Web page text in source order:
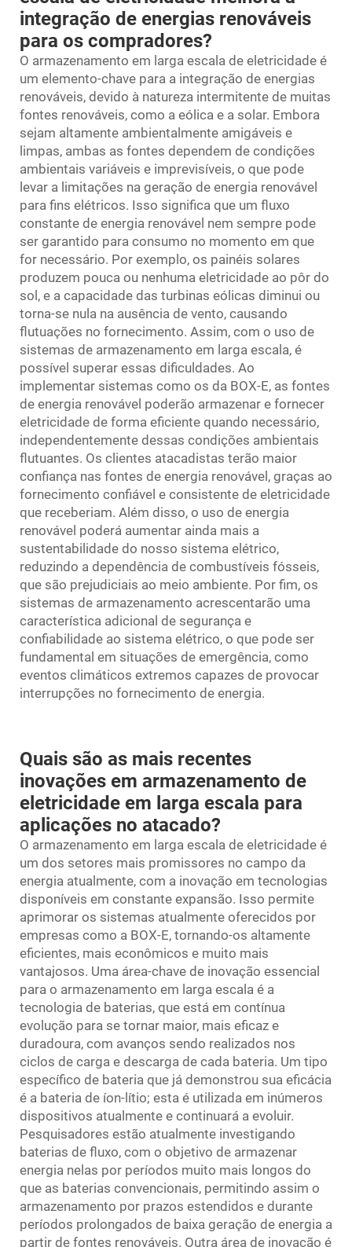
integração de energias renováveis
para os compradores?
O armazenamento em larga escala de eletricidade é
um elemento-chave para a integração de energias
renováveis, devido à natureza intermitente de muitas
fontes renováveis, como a eólica e a solar. Embora
sejam altamente ambientalmente amigáveis e
limpas, ambas as fontes dependem de condições
ambientais variáveis e imprevisíveis, o que pode
levar a limitações na geração de energia renovável
para fins elétricos. Isso significa que um fluxo
constante de energia renovável nem sempre pode
ser garantido para consumo no momento em que
for necessário. Por exemplo, os painéis solares
produzem pouca ou nenhuma eletricidade ao pôr do
sol, e a capacidade das turbinas eólicas diminui ou
torna-se nula na ausência de vento, causando
flutuações no fornecimento. Assim, com o uso de
sistemas de armazenamento em larga escala, é
possível superar essas dificuldades. Ao
implementar sistemas como os da BOX-E, as fontes
de energia renovável poderão armazenar e fornecer
eletricidade de forma eficiente quando necessário,
independentemente dessas condições ambientais
flutuantes. Os clientes atacadistas terão maior
confiança nas fontes de energia renovável, graças ao
fornecimento confiável e consistente de eletricidade
que receberiam. Além disso, o uso de energia
renovável poderá aumentar ainda mais a
sustentabilidade do nosso sistema elétrico,
reduzindo a dependência de combustíveis fósseis,
que são prejudiciais ao meio ambiente. Por fim, os
sistemas de armazenamento acrescentarão uma
característica adicional de segurança e
confiabilidade ao sistema elétrico, o que pode ser
fundamental em situações de emergência, como
eventos climáticos extremos capazes de provocar
interrupções no fornecimento de energia.
Quais são as mais recentes
inovações em armazenamento de
eletricidade em larga escala para
aplicações no atacado?
O armazenamento em larga escala de eletricidade é
um dos setores mais promissores no campo da
energia atualmente, com a inovação em tecnologias
disponíveis em constante expansão. Isso permite
aprimorar os sistemas atualmente oferecidos por
empresas como a BOX-E, tornando-os altamente
eficientes, mais econômicos e muito mais
vantajosos. Uma área-chave de inovação essencial
para o armazenamento em larga escala é a
tecnologia de baterias, que está em contínua
evolução para se tornar maior, mais eficaz e
duradoura, com avanços sendo realizados nos
ciclos de carga e descarga de cada bateria. Um tipo
específico de bateria que já demonstrou sua eficácia
é a bateria de íon-lítio; esta é utilizada em inúmeros
dispositivos atualmente e continuará a evoluir.
Pesquisadores estão atualmente investigando
baterias de fluxo, com o objetivo de armazenar
energia nelas por períodos muito mais longos do
que as baterias convencionais, permitindo assim o
armazenamento por prazos estendidos e durante
períodos prolongados de baixa geração de energia a
partir de fontes renováveis. Outra área de inovação é